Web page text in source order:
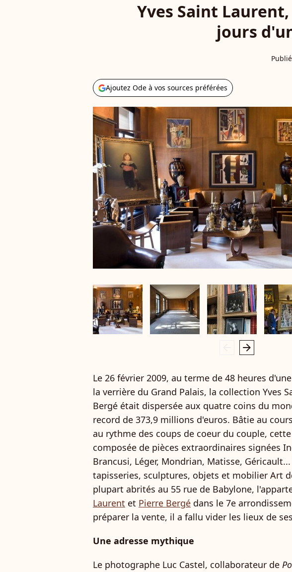
Yves Saint
jours
Ajoutez Ode à vos sources préférées
arrow_right
Le 26 février 2009, au terme de 48 heures
la verrière du Grand Palais, la collection Yves
Bergé était dispersée aux quatre coins du
record de 373,9 millions d'euros. Bâtie au
au rythme des coups de coeur du couple,
composée de pièces extraordinaires signées
Brancusi, Léger, Mondrian, Matisse,
tapisseries, sculptures, objets et mobilier Art
plupart abrités au 55 rue de Babylone,
Laurent et Pierre Bergé dans le 7e
préparer la vente, il a fallu vider les lieux de
Une adresse mythique
Le photographe Luc Castel, collaborateur de